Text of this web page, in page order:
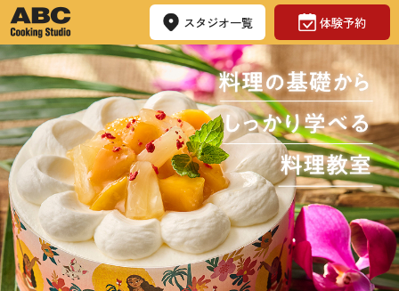
スタジオ一覧 体験予約